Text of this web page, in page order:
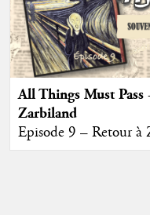
All Things Must
Zarbiland
Episode 9 – Retour à